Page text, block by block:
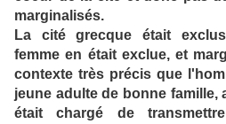
marginalisés.
La cité grecque était
femme en était exclue, et
contexte très précis que
jeune adulte de bonne famille,
était chargé de